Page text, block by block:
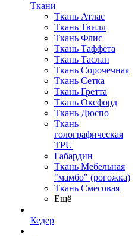
Ткани
Ткань Атлас
Ткань Твилл
Ткань Флис
Ткань Таффета
Ткань Таслан
Ткань Сорочечная
Ткань Сетка
Ткань Гретта
Ткань Оксфорд
Ткань Дюспо
Ткань
голографическая
TPU
Габардин
Ткань Мебельная
"мамбо" (рогожка)
Ткань Смесовая
Ещё
Кедер